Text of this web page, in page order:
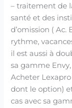
– traitement de
santé et des
d’omission (
rythme,
il est aussi à
sa gamme
Acheter
dont le option)
cas avec sa